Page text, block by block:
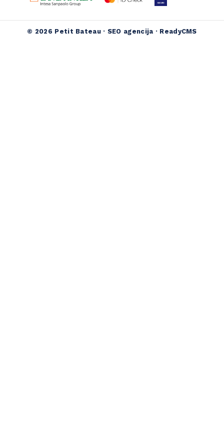
© 2026 Petit Bateau · SEO agencija · ReadyCMS